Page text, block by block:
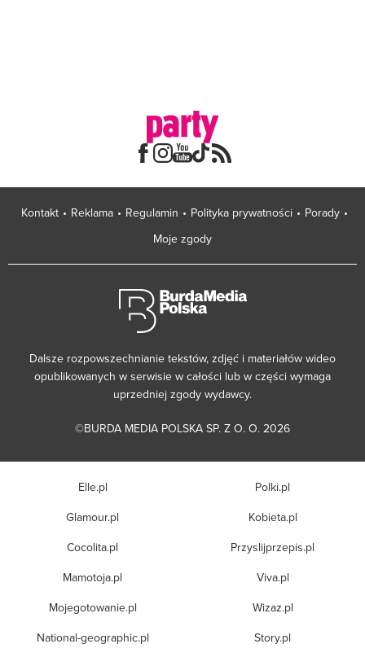
Kontakt Reklama Regulamin Polityka prywatności
Porady
Moje zgody
Dalsze rozpowszechnianie tekstów, zdjęć i materiałów wideo
opublikowanych w serwisie w całości lub w części wymaga
uprzedniej zgody wydawcy.
©BURDA MEDIA POLSKA SP. Z O. O. 2026
Elle.pl
Glamour.pl
Cocolita.pl
Mamotoja.pl
Mojegotowanie.pl
National-geographic.pl
Polki.pl
Kobieta.pl
Przyslijprzepis.pl
Viva.pl
Wizaz.pl
Story.pl